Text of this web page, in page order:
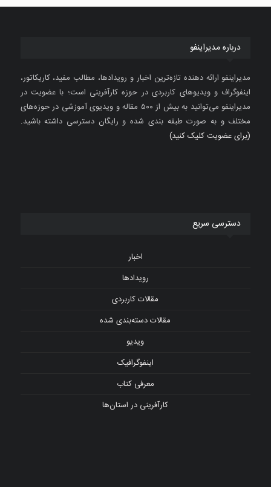
درباره مدیراینفو
مدیراینفو ارائه دهنده تازه‌ترین اخبار و رویدادها، مطالب مفید، کاریکاتور،
اینفوگراف و ویدیوهای کاربردی در حوزه کارآفرینی است؛ با عضویت در
مدیراینفو می‌توانید به بیش از ۵۰۰ مقاله و ویدیوی آموزشی در حوزه‌های
مختلف و به صورت طبقه بندی شده و رایگان دسترسی داشته باشید.
(برای عضویت کلیک کنید)
دسترسی سریع
اخبار
رویدادها
مقالات کاربردی
مقالات دسته‌بندی شده
ویدیو
اینفوگرافیک
معرفی کتاب
کارآفرینی در استان‌ها